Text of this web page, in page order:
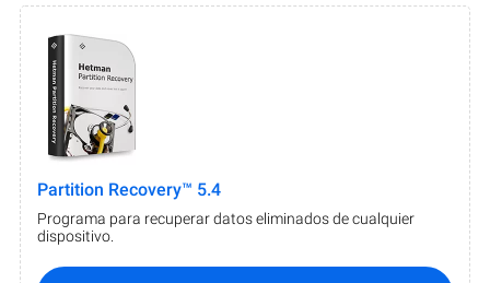
Partition Recovery™ 5.4
Programa para recuperar datos eliminados de cualquier
dispositivo.